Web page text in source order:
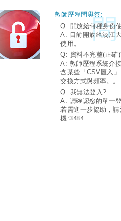
教師歷程問與答:
Q: 開放給何種身份
A: 目前開放給淡江
使用。
Q: 資料不完整(正確
A: 教師歷程系統介
含某些「CSV匯入
交換方式與頻率。。
Q: 我無法登入?
A: 請確認您的單一
若需進一步協助，
機:3484